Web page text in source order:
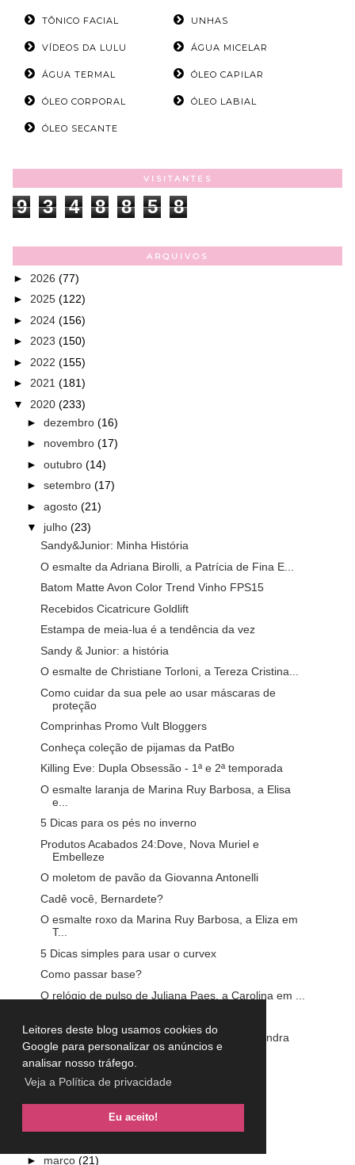
Leitores deste blog usamos cookies do
Google para personalizar os anúncios e
analisar nosso tráfego.
Veja a Política de privacidade
Eu aceito!
TÔNICO FACIAL UNHAS
VÍDEOS DA LULU ÁGUA MICELAR
ÁGUA TERMAL ÓLEO CAPILAR
ÓLEO CORPORAL ÓLEO LABIAL
ÓLEO SECANTE
VISITANTES
9 3 4 8 8 5 8
ARQUIVOS
► 2026 (77)
► 2025 (122)
► 2024 (156)
► 2023 (150)
► 2022 (155)
► 2021 (181)
▼ 2020 (233)
► dezembro (16)
► novembro (17)
► outubro (14)
► setembro (17)
► agosto (21)
▼ julho (23)
Sandy&Junior: Minha História
O esmalte da Adriana Birolli, a Patrícia de Fina E...
Batom Matte Avon Color Trend Vinho FPS15
Recebidos Cicatricure Goldlift
Estampa de meia-lua é a tendência da vez
Sandy & Junior: a história
O esmalte de Christiane Torloni, a Tereza Cristina...
Como cuidar da sua pele ao usar máscaras de
proteção
Comprinhas Promo Vult Bloggers
Conheça coleção de pijamas da PatBo
Killing Eve: Dupla Obsessão - 1ª e 2ª temporada
O esmalte laranja de Marina Ruy Barbosa, a Elisa
e...
5 Dicas para os pés no inverno
Produtos Acabados 24:Dove, Nova Muriel e
Embelleze
O moletom de pavão da Giovanna Antonelli
Cadê você, Bernardete?
O esmalte roxo da Marina Ruy Barbosa, a Eliza em
T...
5 Dicas simples para usar o curvex
Como passar base?
O relógio de pulso de Juliana Paes, a Carolina em ...
O esmalte laranja de Flávia Alessandra, a Sandra
e...
Como evitar a mascne
► março (21)